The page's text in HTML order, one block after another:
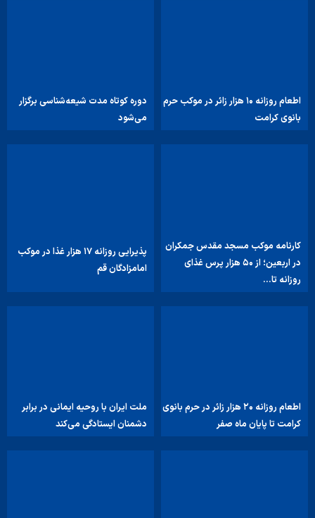
اطعام روزانه ۱۰ هزار زائر در موکب حرم
بانوی کرامت
دوره کوتاه مدت شیعه‌شناسی برگزار
می‌شود
کارنامه موکب مسجد مقدس جمکران
در اربعین؛ از ۵۰ هزار پرس غذای
روزانه تا…
پذیرایی روزانه ۱۷ هزار غذا در موکب
امامزادگان قم
اطعام روزانه ۲۰ هزار زائر در حرم بانوی
کرامت تا پایان ماه صفر
ملت ایران با روحیه ایمانی در برابر
دشمنان ایستادگی می‌کند